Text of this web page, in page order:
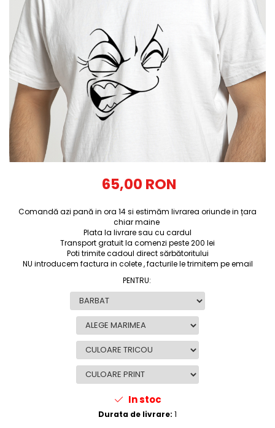
Tricouri Diverse
Tricouri Azi esti Tanar si maine...
Tricouri Motivationale
Tricouri Mamici
Tricouri Pensionari
Tricouri Animalute
Tricouri Stari
Tricouri Gameri
Tricouri Mesaje Virale
Tricouri Zicale Romanesti
Tricouri Copii
65,00 RON
Comandă azi pană in ora 14 si estimăm livrarea oriunde in țara
chiar maine
Plata la livrare sau cu cardul
Transport gratuit la comenzi peste 200 lei
Poti trimite cadoul direct sărbătoritului
NU introducem factura in colete , facturile le trimitem pe email
PENTRU:
In stoc
Durata de livrare: 1